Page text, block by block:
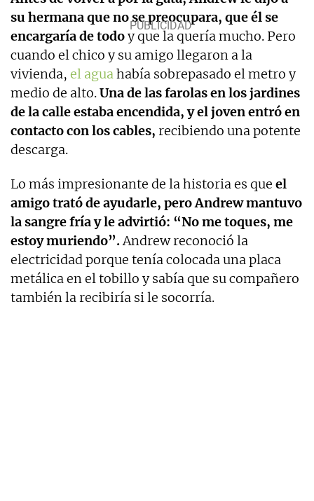
su hermana que no se preocupara, que él se
encargaría de todoy que la quería mucho. Pero
cuando el chico y su amigo llegaron a la
vivienda, el aguahabía sobrepasado el metro y
medio de alto.Una de las farolas en los jardines
de la calle estaba encendida, y el joven entró en
contacto con los cables, recibiendo una potente
descarga.
Lo más impresionante de la historia es que el
amigo trató de ayudarle, pero Andrew mantuvo
la sangre fría y le advirtió: “No me toques, me
estoy muriendo”.Andrew reconoció la
electricidad porque tenía colocada una placa
metálica en el tobillo y sabía que su compañero
también la recibiría si le socorría.